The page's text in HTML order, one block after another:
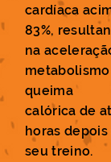
cardíaca
83%,
na
queima
calórica de
horas depois
seu treino.